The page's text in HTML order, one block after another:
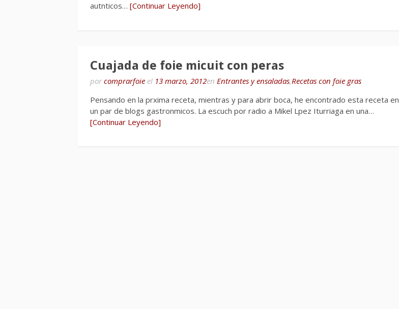
autnticos… [Continuar Leyendo]
Cuajada de foie micuit con peras
por comprarfoie el 13 marzo, 2012en Entrantes y ensaladas,Recetas con foie gras
Pensando en la prxima receta, mientras y para abrir boca, he encontrado esta receta en
un par de blogs gastronmicos. La escuch por radio a Mikel Lpez Iturriaga en una…
[Continuar Leyendo]